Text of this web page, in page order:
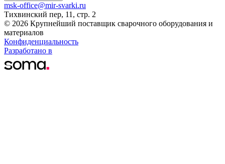
msk-office@mir-svarki.ru
Тихвинский пер, 11, стр. 2
© 2026 Крупнейший поставщик сварочного оборудования и
материалов
Конфиденциальность
Разработано в